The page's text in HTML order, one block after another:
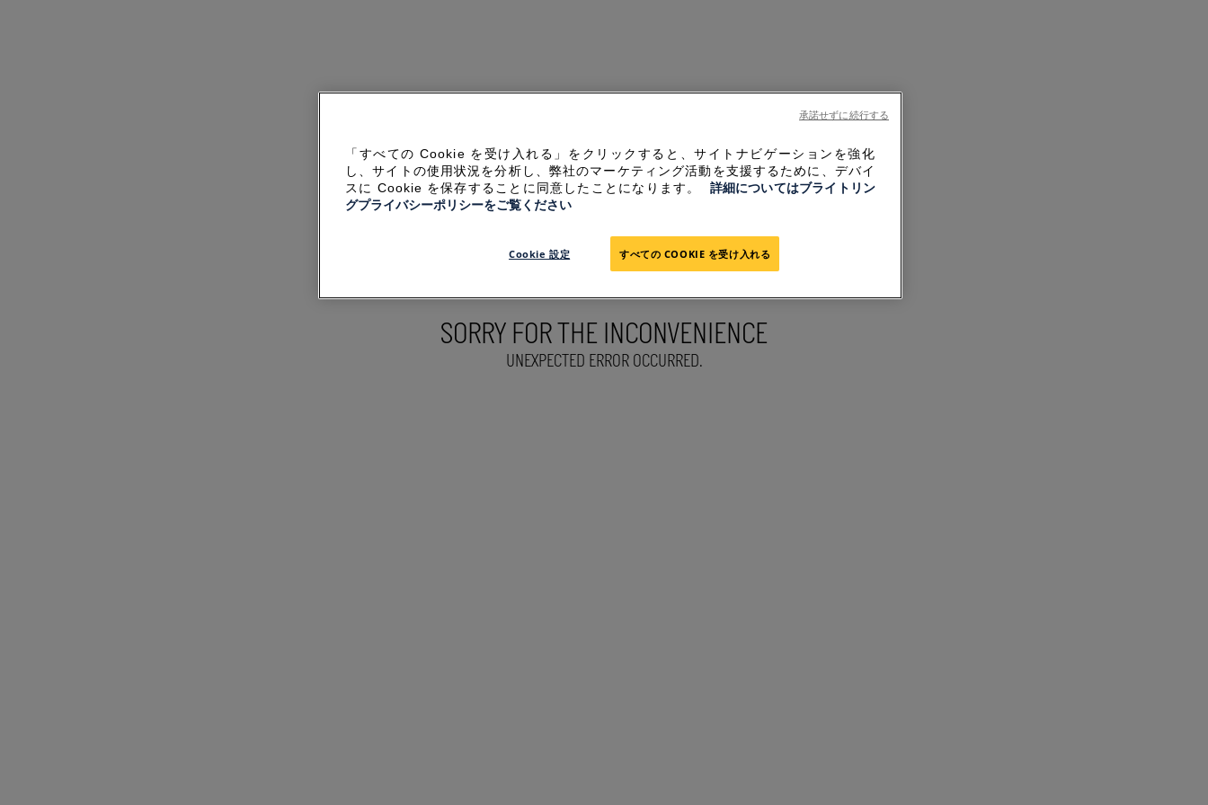
SORRY FOR THE INCONVENIENCE
UNEXPECTED ERROR OCCURRED.
「すべての Cookie を受け入れる」をクリックすると、サイトナビゲーションを強化
し、サイトの使用状況を分析し、弊社のマーケティング活動を支援するために、デバイ
スに Cookie を保存することに同意したことになります。
詳細についてはブライトリン
グプライバシーポリシーをご覧ください
Cookie 設定 すべての COOKIE を受け入れる
承諾せずに続行する